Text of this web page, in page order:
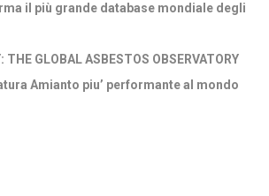
il più grande database mondiale degli
THE GLOBAL ASBESTOS OBSERVATORY
Amianto piu’ performante al mondo